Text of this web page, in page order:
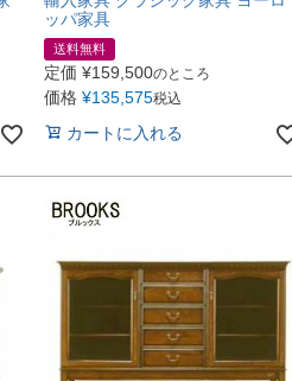
ッパ家具
送料無料
定価 ¥159,500のところ
価格 ¥135,575税込
カートに入れる